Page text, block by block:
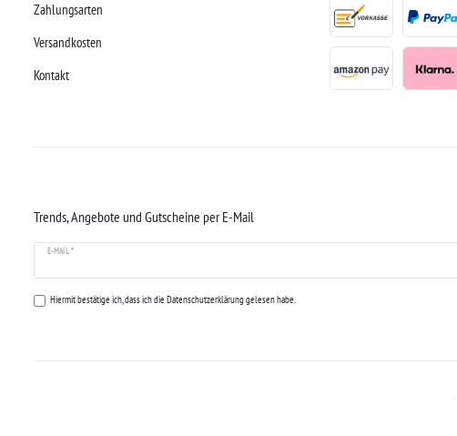
Zahlungsarten
Versandkosten
Kontakt
Trends, Angebote und Gutscheine per E-Mail
E-MAIL *
Hiermit bestätige ich, dass ich die Datenschutzerklärunggelesen habe.